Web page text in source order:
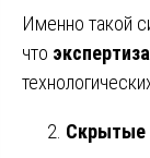
Именно такой
что
Скрытые